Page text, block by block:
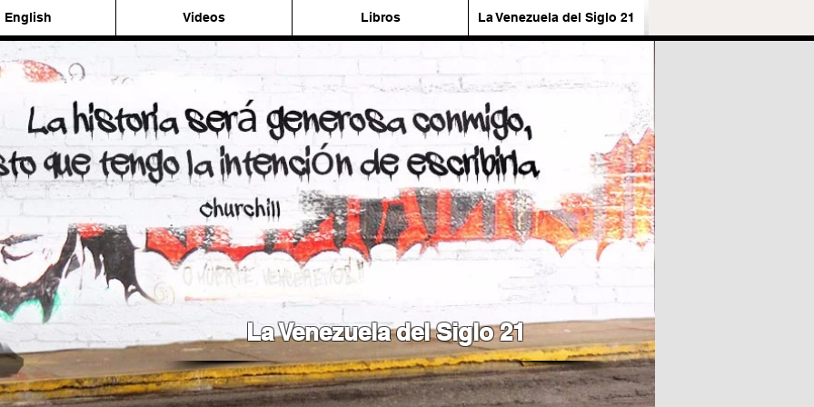
English Videos Libros La Venezuela del Siglo 21
La Venezuela del Siglo 21